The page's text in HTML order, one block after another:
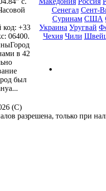
+33
06400.
в 42
был
Сенегал Сент-
Суринам США
Украина Уругвай
Чехия Чили
(С)
разрешена, только при